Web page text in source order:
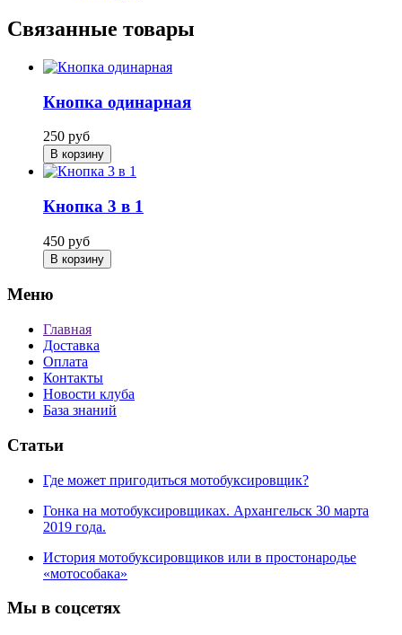
Связанные товары
Кнопка одинарная
250 руб
В корзину
Кнопка 3 в 1
450 руб
В корзину
Меню
Главная
Доставка
Оплата
Контакты
Новости клуба
База знаний
Статьи
Где может пригодиться мотобуксировщик?
Гонка на мотобуксировщиках. Архангельск 30 марта
2019 года.
История мотобуксировщиков или в простонародье
«мотособака»
Мы в соцсетях